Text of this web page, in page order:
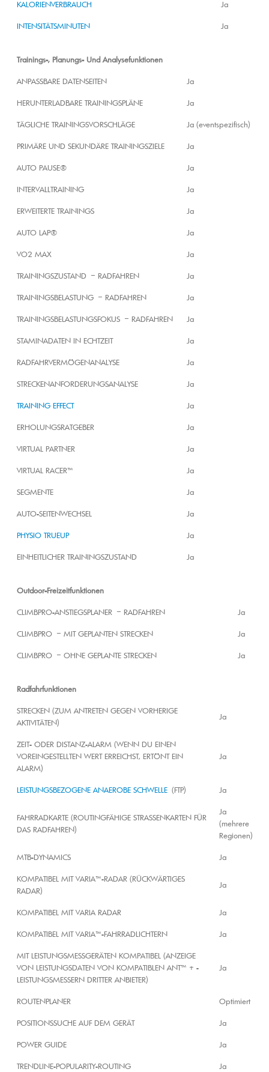
KALORIENVERBRAUCH Ja
INTENSITÄTSMINUTEN Ja
Trainings-, Planungs- Und Analysefunktionen
ANPASSBARE DATENSEITEN Ja
HERUNTERLADBARE TRAININGSPLÄNE Ja
TÄGLICHE TRAININGSVORSCHLÄGE Ja (eventspezifisch)
PRIMÄRE UND SEKUNDÄRE TRAININGSZIELE Ja
AUTO PAUSE® Ja
INTERVALLTRAINING Ja
ERWEITERTE TRAININGS Ja
AUTO LAP® Ja
VO2 MAX Ja
TRAININGSZUSTAND – RADFAHREN Ja
TRAININGSBELASTUNG – RADFAHREN Ja
TRAININGSBELASTUNGSFOKUS – RADFAHREN Ja
STAMINADATEN IN ECHTZEIT Ja
RADFAHRVERMÖGENANALYSE Ja
STRECKENANFORDERUNGSANALYSE Ja
TRAINING EFFECT Ja
ERHOLUNGSRATGEBER Ja
VIRTUAL PARTNER Ja
VIRTUAL RACER™ Ja
SEGMENTE Ja
AUTO-SEITENWECHSEL Ja
PHYSIO TRUEUP Ja
EINHEITLICHER TRAININGSZUSTAND Ja
Outdoor-Freizeitfunktionen
CLIMBPRO-ANSTIEGSPLANER – RADFAHREN Ja
CLIMBPRO – MIT GEPLANTEN STRECKEN Ja
CLIMBPRO – OHNE GEPLANTE STRECKEN Ja
Radfahrfunktionen
STRECKEN (ZUM ANTRETEN GEGEN VORHERIGE
AKTIVITÄTEN)
Ja
ZEIT- ODER DISTANZ-ALARM (WENN DU EINEN
VOREINGESTELLTEN WERT ERREICHST, ERTÖNT EIN
ALARM)
Ja
LEISTUNGSBEZOGENE ANAEROBE SCHWELLE (FTP) Ja
FAHRRADKARTE (ROUTINGFÄHIGE STRASSENKARTEN FÜR
DAS RADFAHREN)
Ja
(mehrere
Regionen)
MTB-DYNAMICS Ja
KOMPATIBEL MIT VARIA™-RADAR (RÜCKWÄRTIGES
RADAR)
Ja
KOMPATIBEL MIT VARIA RADAR Ja
KOMPATIBEL MIT VARIA™-FAHRRADLICHTERN Ja
MIT LEISTUNGSMESSGERÄTEN KOMPATIBEL (ANZEIGE
VON LEISTUNGSDATEN VON KOMPATIBLEN ANT™ + -
LEISTUNGSMESSERN DRITTER ANBIETER)
Ja
ROUTENPLANER Optimiert
POSITIONSSUCHE AUF DEM GERÄT Ja
POWER GUIDE Ja
TRENDLINE-POPULARITY-ROUTING Ja